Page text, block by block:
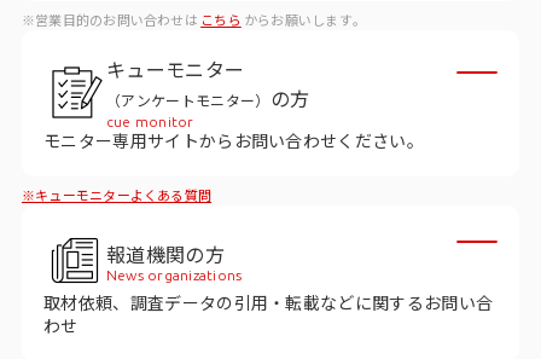
マーケティング支援
マーケティングDX
課題から探す
市場・顧客理解に関する課題
戦略設計に関する課題
※営業目的のお問い合わせは こちら からお願いします。
キューモニター
（アンケートモニター） の方
cue monitor
モニター専用サイトからお問い合わせください。
※キューモニターよくある質問
報道機関の方
News organizations
取材依頼、調査データの引用・転載などに関するお問い合
わせ